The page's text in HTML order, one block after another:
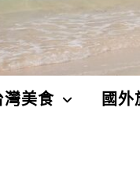
灣美食 國外